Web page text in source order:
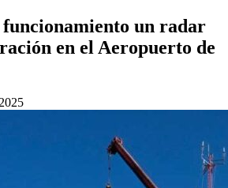
funcionamiento un radar
en el Aeropuerto de